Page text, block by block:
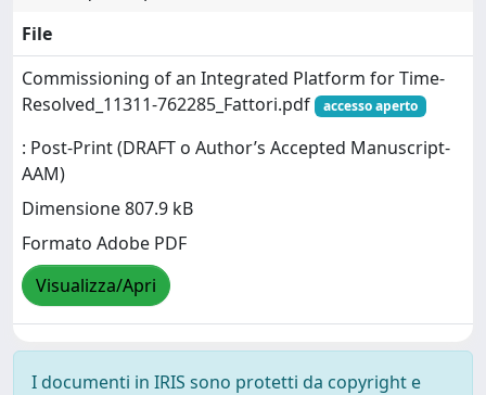
File
Commissioning of an Integrated Platform for Time-
Resolved_11311-762285_Fattori.pdf
accesso aperto
: Post-Print (DRAFT o Author’s Accepted Manuscript-
AAM)
Dimensione 807.9 kB
Formato Adobe PDF
Visualizza/Apri
I documenti in IRIS sono protetti da copyright e